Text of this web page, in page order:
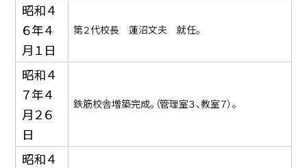
昭和４
６年４
月１日
第２代校長 蓮沼文夫 就任。
昭和４
７年４
月２６
日
鉄筋校舎増築完成。（管理室３、教室７）。
昭和４